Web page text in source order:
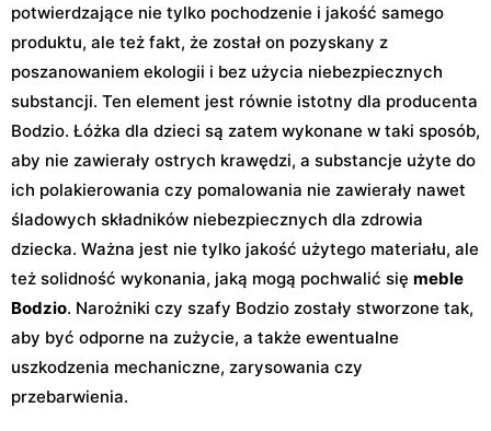
potwierdzające nie tylko pochodzenie i jakość samego
produktu, ale też fakt, że został on pozyskany z
poszanowaniem ekologii i bez użycia niebezpiecznych
substancji. Ten element jest równie istotny dla producenta
Bodzio. Łóżka dla dzieci są zatem wykonane w taki sposób,
aby nie zawierały ostrych krawędzi, a substancje użyte do
ich polakierowania czy pomalowania nie zawierały nawet
śladowych składników niebezpiecznych dla zdrowia
dziecka. Ważna jest nie tylko jakość użytego materiału, ale
też solidność wykonania, jaką mogą pochwalić się meble
Bodzio. Narożniki czy szafy Bodzio zostały stworzone tak,
aby być odporne na zużycie, a także ewentualne
uszkodzenia mechaniczne, zarysowania czy
przebarwienia.